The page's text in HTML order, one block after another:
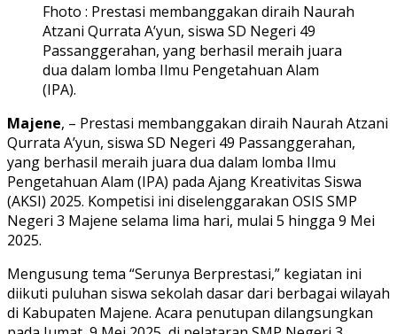
Fhoto : Prestasi membanggakan diraih Naurah
Atzani Qurrata A’yun, siswa SD Negeri 49
Passanggerahan, yang berhasil meraih juara
dua dalam lomba Ilmu Pengetahuan Alam
(IPA).
Majene, – Prestasi membanggakan diraih Naurah Atzani
Qurrata A’yun, siswa SD Negeri 49 Passanggerahan,
yang berhasil meraih juara dua dalam lomba Ilmu
Pengetahuan Alam (IPA) pada Ajang Kreativitas Siswa
(AKSI) 2025. Kompetisi ini diselenggarakan OSIS SMP
Negeri 3 Majene selama lima hari, mulai 5 hingga 9 Mei
2025.
Mengusung tema “Serunya Berprestasi,” kegiatan ini
diikuti puluhan siswa sekolah dasar dari berbagai wilayah
di Kabupaten Majene. Acara penutupan dilangsungkan